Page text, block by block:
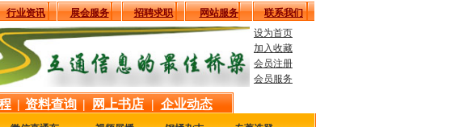
行业资讯 展会服务 招聘求职 网站服务
联系我们
设为首页
加入收藏
会员注册
会员服务
| 资料查询 | 网上书店 | 企业动态